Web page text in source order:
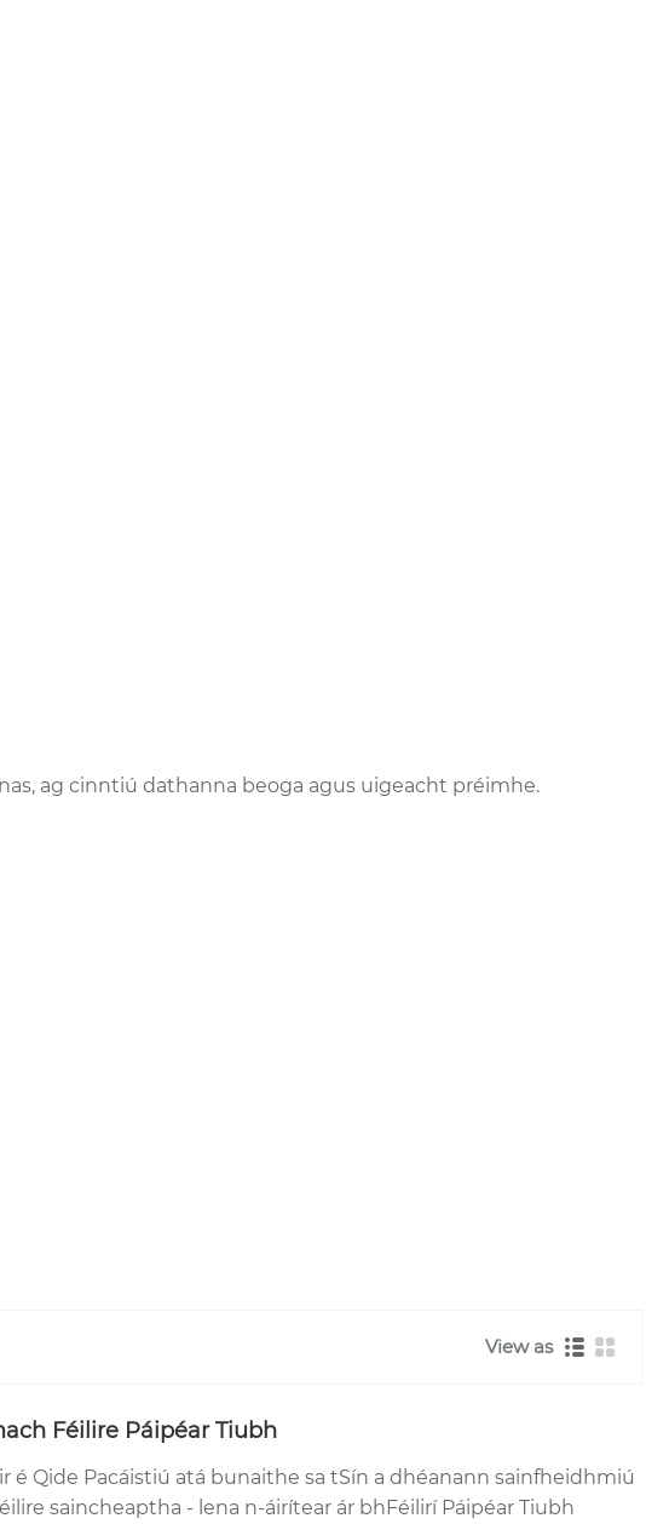
ag cinntiú dathanna beoga agus uigeacht préimhe.
View as
Féilire Páipéar Tiubh
é Qide Pacáistiú atá bunaithe sa tSín a dhéanann sainfheidhmiú
saincheaptha - lena n-áirítear ár bhFéilirí Páipéar Tiubh